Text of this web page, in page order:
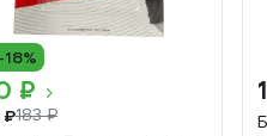
₽
₽183 ₽